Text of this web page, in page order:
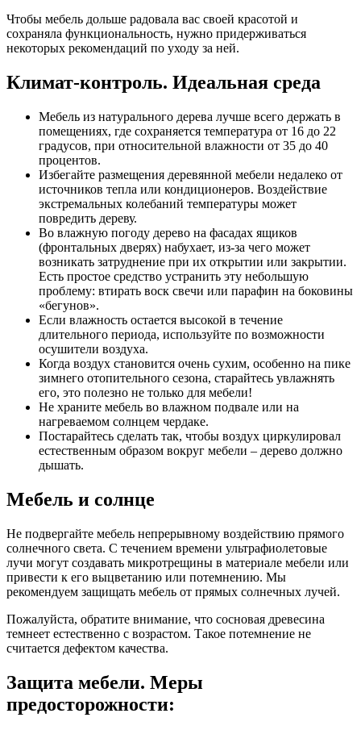
Чтобы мебель дольше радовала вас своей красотой и
сохраняла функциональность, нужно придерживаться
некоторых рекомендаций по уходу за ней.
Климат-контроль. Идеальная среда
Мебель из натурального дерева лучше всего держать в
помещениях, где сохраняется температура от 16 до 22
градусов, при относительной влажности от 35 до 40
процентов.
Избегайте размещения деревянной мебели недалеко от
источников тепла или кондиционеров. Воздействие
экстремальных колебаний температуры может
повредить дереву.
Во влажную погоду дерево на фасадах ящиков
(фронтальных дверях) набухает, из-за чего может
возникать затруднение при их открытии или закрытии.
Есть простое средство устранить эту небольшую
проблему: втирать воск свечи или парафин на боковины
«бегунов».
Если влажность остается высокой в течение
длительного периода, используйте по возможности
осушители воздуха.
Когда воздух становится очень сухим, особенно на пике
зимнего отопительного сезона, старайтесь увлажнять
его, это полезно не только для мебели!
Не храните мебель во влажном подвале или на
нагреваемом солнцем чердаке.
Постарайтесь сделать так, чтобы воздух циркулировал
естественным образом вокруг мебели – дерево должно
дышать.
Мебель и солнце
Не подвергайте мебель непрерывному воздействию прямого
солнечного света. С течением времени ультрафиолетовые
лучи могут создавать микротрещины в материале мебели или
привести к его выцветанию или потемнению. Мы
рекомендуем защищать мебель от прямых солнечных лучей.
Пожалуйста, обратите внимание, что сосновая древесина
темнеет естественно с возрастом. Такое потемнение не
считается дефектом качества.
Защита мебели. Меры
предосторожности: